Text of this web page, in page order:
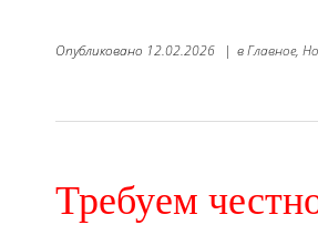
Опубликовано 12.02.2026 | вГлавное,
Требуем